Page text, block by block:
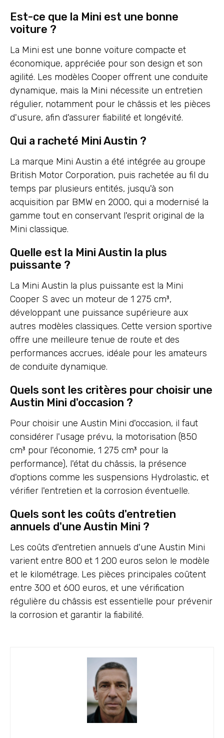
Est-ce que la Mini est une bonne
voiture ?
La Mini est une bonne voiture compacte et
économique, appréciée pour son design et son
agilité. Les modèles Cooper offrent une conduite
dynamique, mais la Mini nécessite un entretien
régulier, notamment pour le châssis et les pièces
d'usure, afin d'assurer fiabilité et longévité.
Qui a racheté Mini Austin ?
La marque Mini Austin a été intégrée au groupe
British Motor Corporation, puis rachetée au fil du
temps par plusieurs entités, jusqu'à son
acquisition par BMW en 2000, qui a modernisé la
gamme tout en conservant l'esprit original de la
Mini classique.
Quelle est la Mini Austin la plus
puissante ?
La Mini Austin la plus puissante est la Mini
Cooper S avec un moteur de 1 275 cm³,
développant une puissance supérieure aux
autres modèles classiques. Cette version sportive
offre une meilleure tenue de route et des
performances accrues, idéale pour les amateurs
de conduite dynamique.
Quels sont les critères pour choisir une
Austin Mini d'occasion ?
Pour choisir une Austin Mini d'occasion, il faut
considérer l'usage prévu, la motorisation (850
cm³ pour l'économie, 1 275 cm³ pour la
performance), l'état du châssis, la présence
d'options comme les suspensions Hydrolastic, et
vérifier l'entretien et la corrosion éventuelle.
Quels sont les coûts d'entretien
annuels d'une Austin Mini ?
Les coûts d'entretien annuels d'une Austin Mini
varient entre 800 et 1 200 euros selon le modèle
et le kilométrage. Les pièces principales coûtent
entre 300 et 600 euros, et une vérification
régulière du châssis est essentielle pour prévenir
la corrosion et garantir la fiabilité.